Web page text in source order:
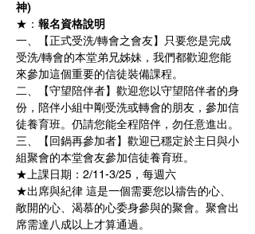
神)
★ ： 報名資格說明
一、【正式受洗/轉會之會友】只要您是完成
受洗/轉會的本堂弟兄姊妹，我們都歡迎您能
來參加這個重要的信徒裝備課程。
二、【守望陪伴者】歡迎您以守望陪伴者的身
份，陪伴小組中剛受洗或轉會的朋友，參加信
徒養育班。仍請您能全程陪伴，勿任意進出。
三、【回鍋再參加者】歡迎已穩定於主日與小
組聚會的本堂會友參加信徒養育班。
★上課日期：2/11-3/25，每週六
★出席與紀律 這是一個需要您以禱告的心、
敞開的心、渴慕的心委身參與的聚會。聚會出
席需達八成以上才算通過。